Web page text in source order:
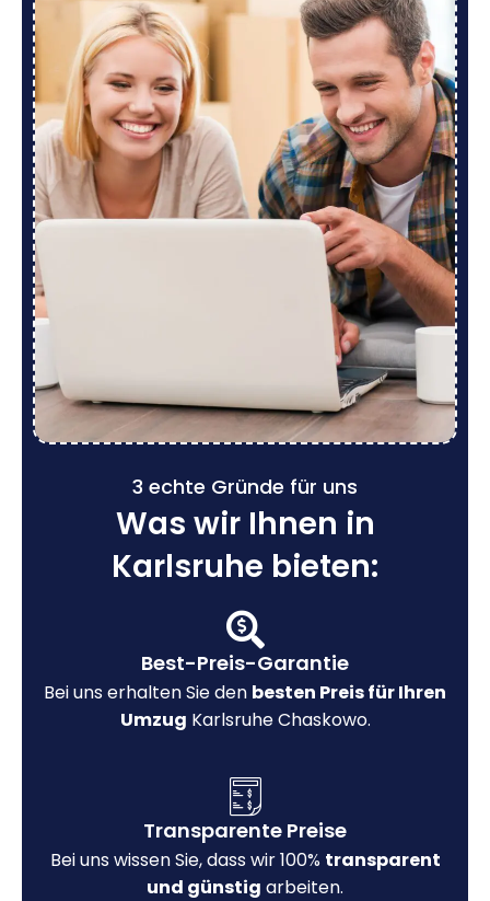
3 echte Gründe für uns
Was wir Ihnen in
Karlsruhe bieten:
Best-Preis-Garantie
Bei uns erhalten Sie den besten Preis für Ihren
Umzug Karlsruhe Chaskowo.
Transparente Preise
Bei uns wissen Sie, dass wir 100% transparent
und günstig arbeiten.